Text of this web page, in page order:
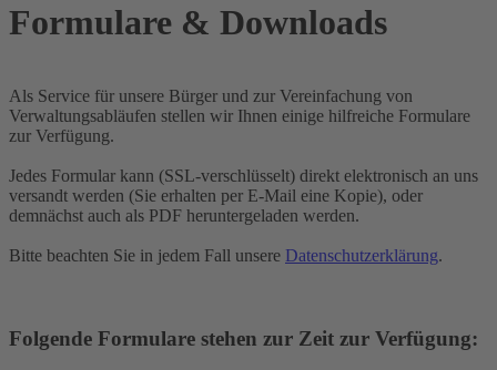
Formulare & Downloads
Als Service für unsere Bürger und zur Vereinfachung von
Verwaltungsabläufen stellen wir Ihnen einige hilfreiche Formulare
zur Verfügung.
Jedes Formular kann (SSL-verschlüsselt) direkt elektronisch an uns
versandt werden (Sie erhalten per E-Mail eine Kopie), oder
demnächst auch als PDF heruntergeladen werden.
Bitte beachten Sie in jedem Fall unsere Datenschutzerklärung.
Folgende Formulare stehen zur Zeit zur Verfügung: